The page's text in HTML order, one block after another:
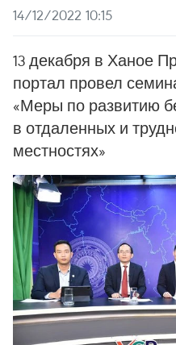
14/12/2022 10:15
13 декабря в Ханое
портал провел
«Меры по развитию
в отдаленных и
местностях»